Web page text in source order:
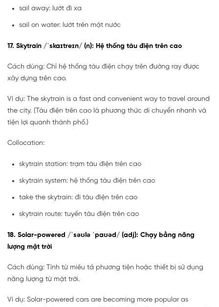
sail away: lướt đi xa
sail on water: lướt trên mặt nước
17. Skytrain /ˈskaɪtreɪn/ (n): Hệ thống tàu điện trên cao
Cách dùng: Chỉ hệ thống tàu điện chạy trên đường ray được
xây dựng trên cao.
Ví dụ: The skytrain is a fast and convenient way to travel around
the city. (Tàu điện trên cao là phương thức di chuyển nhanh và
tiện lợi quanh thành phố.)
Collocation:
skytrain station: trạm tàu điện trên cao
skytrain system: hệ thống tàu điện trên cao
take the skytrain: đi tàu điện trên cao
skytrain route: tuyến tàu điện trên cao
18. Solar-powered /ˈsəʊlə ˈpaʊəd/ (adj): Chạy bằng năng
lượng mặt trời
Cách dùng: Tính từ miêu tả phương tiện hoặc thiết bị sử dụng
năng lượng từ mặt trời.
Ví dụ: Solar-powered cars are becoming more popular as